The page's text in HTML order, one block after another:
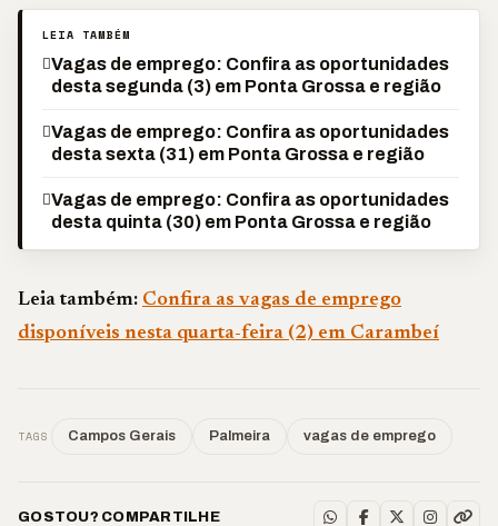
LEIA TAMBÉM
Vagas de emprego: Confira as oportunidades
desta segunda (3) em Ponta Grossa e região
Vagas de emprego: Confira as oportunidades
desta sexta (31) em Ponta Grossa e região
Vagas de emprego: Confira as oportunidades
desta quinta (30) em Ponta Grossa e região
Leia também: Confira as vagas de emprego
disponíveis nesta quarta-feira (2) em Carambeí
TAGS Campos Gerais Palmeira vagas de emprego
GOSTOU? COMPARTILHE